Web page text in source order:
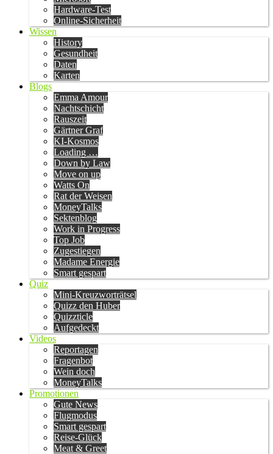
Hardware-Test
Online-Sicherheit
Wissen
History
Gesundheit
Daten
Karten
Blogs
Emma Amour
Nachtschicht
Rauszeit
Gärtner Graf
KI-Kosmos
Loading …
Down by Law
Move on up
Watts On
Rat der Weisen
MoneyTalks
Sektenblog
Work in Progress
Top Job
Zugestiegen
Madame Energie
Smart gespart
Quiz
Mini-Kreuzworträtsel
Quizz den Huber
Quizzticle
Aufgedeckt
Videos
Reportagen
Fragenbot
Wein doch
MoneyTalks
Promotionen
Gute News
Flugmodus
Smart gespart
Reise-Glück
Meat & Greet